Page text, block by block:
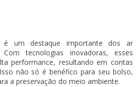
é um destaque importante dos ar
tecnologias inovadoras, esses
performance, resultando em contas
não só é benéfico para seu bolso,
a preservação do meio ambiente.